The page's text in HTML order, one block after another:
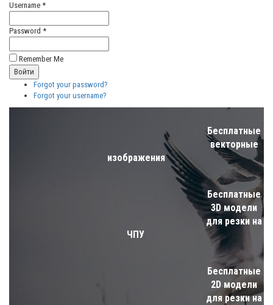
Username *
Password *
Remember Me
Forgot your password?
Forgot your username?
Бесплатные
векторные
изображения
Бесплатные
3D модели
для резки на
ЧПУ
Бесплатные
2D модели
для резки на